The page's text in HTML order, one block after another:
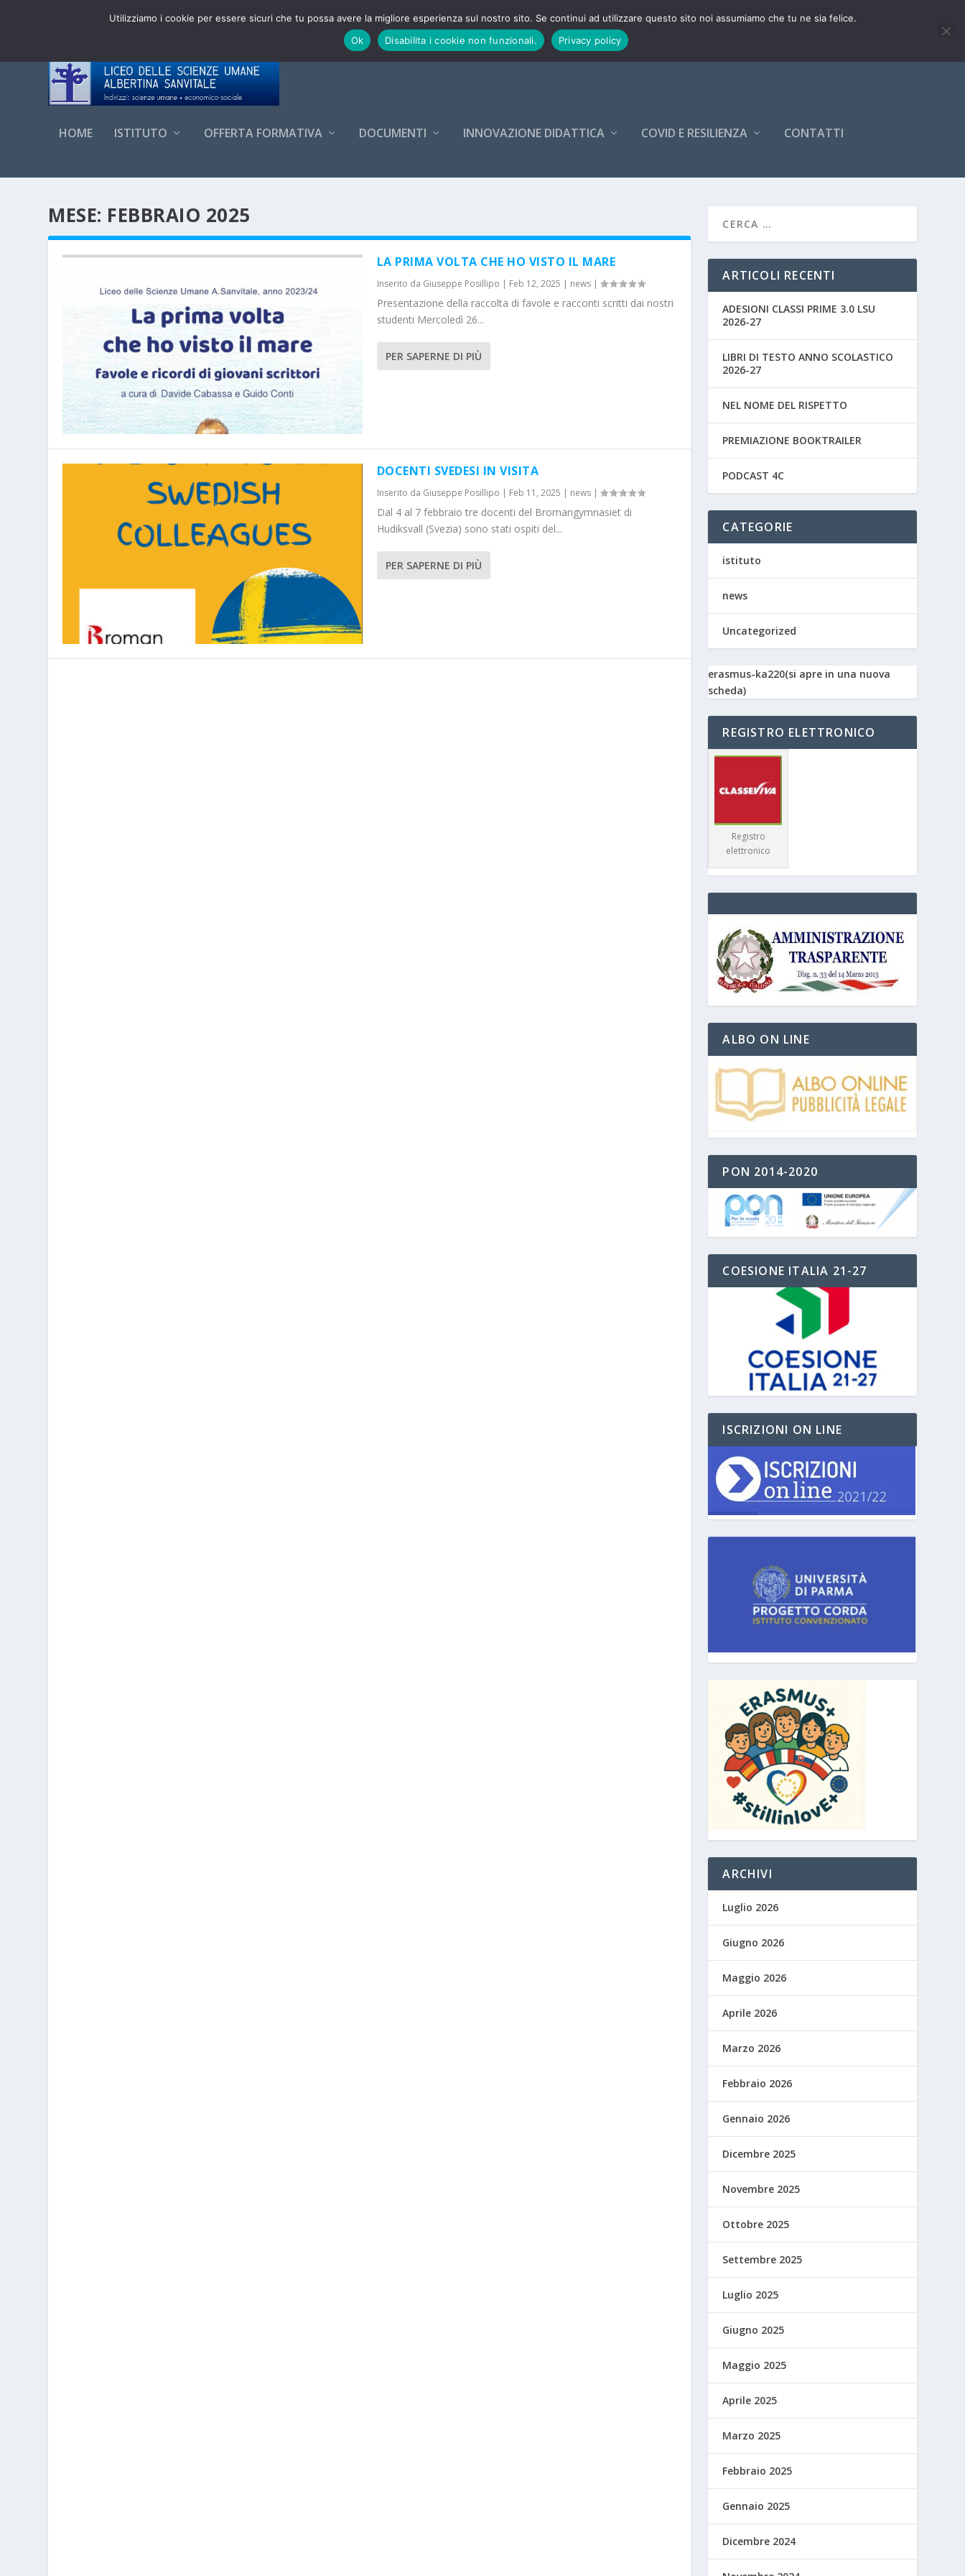
DI TENDENZA: ADESIONI CLASSI PRIME 3.0 LSU 2026-27
HOME ISTITUTO OFFERTA FORMATIVA DOCUMENTI INNOVAZIONE DIDATTICA COVID E RESILIENZA CONTATTI
MESE: FEBBRAIO 2025
LA PRIMA VOLTA CHE HO VISTO IL MARE
Inserito da Giuseppe Posillipo | Feb 12, 2025 | news|
Presentazione della raccolta di favole e racconti scritti dai nostri
studenti Mercoledì 26...
PER SAPERNE DI PIÙ
DOCENTI SVEDESI IN VISITA
Inserito da Giuseppe Posillipo | Feb 11, 2025 | news|
Dal 4 al 7 febbraio tre docenti del Bromangymnasiet di
Hudiksvall (Svezia) sono stati ospiti del...
PER SAPERNE DI PIÙ
ARTICOLI RECENTI
ADESIONI CLASSI PRIME 3.0 LSU
2026-27
LIBRI DI TESTO ANNO SCOLASTICO
2026-27
NEL NOME DEL RISPETTO
PREMIAZIONE BOOKTRAILER
PODCAST 4C
CATEGORIE
istituto
news
Uncategorized
erasmus-ka220(si apre in una nuova
scheda)
REGISTRO ELETTRONICO
Registro
elettronico
ALBO ON LINE
PON 2014-2020
COESIONE ITALIA 21-27
ISCRIZIONI ON LINE
ARCHIVI
Luglio 2026
Giugno 2026
Maggio 2026
Aprile 2026
Marzo 2026
Febbraio 2026
Gennaio 2026
Dicembre 2025
Novembre 2025
Ottobre 2025
Settembre 2025
Luglio 2025
Giugno 2025
Maggio 2025
Aprile 2025
Marzo 2025
Febbraio 2025
Gennaio 2025
Dicembre 2024
Utilizziamo i cookie per essere sicuri che tu possa avere la migliore esperienza sul nostro sito. Se continui ad utilizzare questo sito noi assumiamo che tu ne sia felice.
Ok
Disabilita i cookie non funzionali. Privacy policy